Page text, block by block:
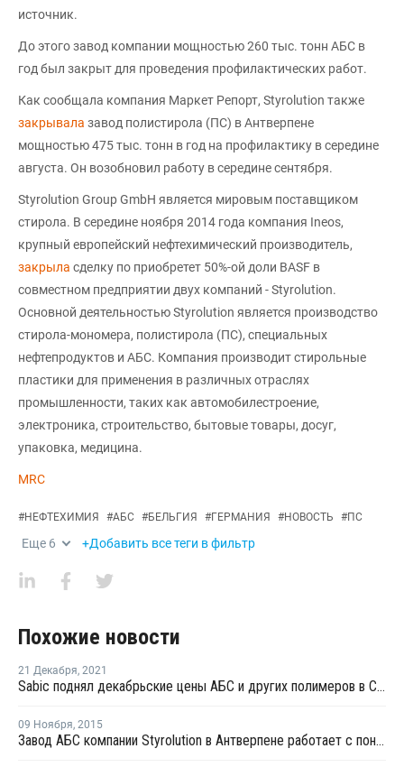
источник.
До этого завод компании мощностью 260 тыс. тонн АБС в
год был закрыт для проведения профилактических работ.
Как сообщала компания Маркет Репорт, Styrolution также
закрывала завод полистирола (ПС) в Антверпене
мощностью 475 тыс. тонн в год на профилактику в середине
августа. Он возобновил работу в середине сентября.
Styrolution Group GmbH является мировым поставщиком
стирола. В середине ноября 2014 года компания Ineos,
крупный европейский нефтехимический производитель,
закрыла сделку по приобретет 50%-ой доли BASF в
совместном предприятии двух компаний - Styrolution.
Основной деятельностью Styrolution является производство
стирола-мономера, полистирола (ПС), специальных
нефтепродуктов и АБС. Компания производит стирольные
пластики для применения в различных отраслях
промышленности, таких как автомобилестроение,
электроника, строительство, бытовые товары, досуг,
упаковка, медицина.
MRC
#НЕФТЕХИМИЯ #АБС #БЕЛЬГИЯ #ГЕРМАНИЯ #НОВОСТЬ #ПС
Еще 6 +Добавить все теги в фильтр
Похожие новости
21 Декабря, 2021
Sabic поднял декабрьские цены АБС и других полимеров в Северной Америке
09 Ноября, 2015
Завод АБС компании Styrolution в Антверпене работает с пониженной загрузкой мощностей